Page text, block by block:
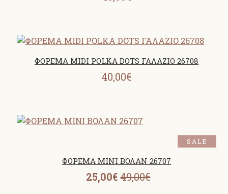
ΦΟΡΕΜΑ MIDI POLKA DOTS ΓΑΛΑΖΙΟ 26708
40,00€
SALE
ΦΟΡΕΜΑ MINI ΒΟΛΑΝ 26707
25,00€ 49,00€